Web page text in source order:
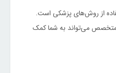
از روش‌های پزشکی است.
متخصص می‌تواند به شما کمک